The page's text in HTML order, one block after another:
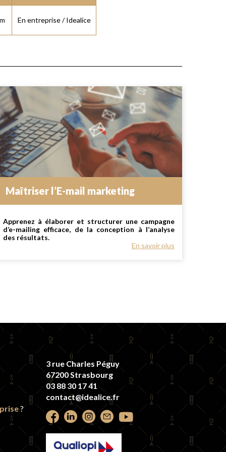
En entreprise / Idealice
Maîtriser l’E-mail marketing
Apprenez à élaborer et structurer une campagne
d’e-mailing efficace, de la conception à l’analyse
des résultats.
En savoir plus
?
3 rue Charles Péguy
67200 Strasbourg
03 88 30 17 41
contact@idealice.fr
Retrouvez
nous
Retrouvez
nous
Retrouvez
nous
Contactez-
nous
Retrouvez
nous